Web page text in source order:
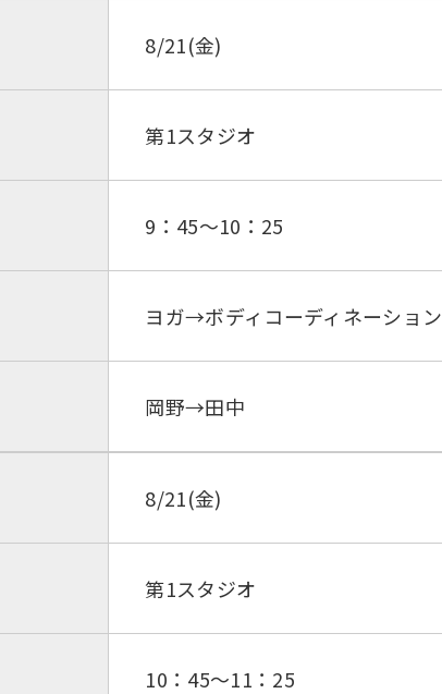
8/21(金)
第1スタジオ
9：45～10：25
ヨガ→ボディコーディネーション
岡野→田中
8/21(金)
第1スタジオ
10：45～11：25